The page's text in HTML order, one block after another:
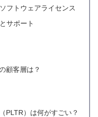
フトウェアライセンス
サポート
顧客層は？
PLTR）は何がすごい？